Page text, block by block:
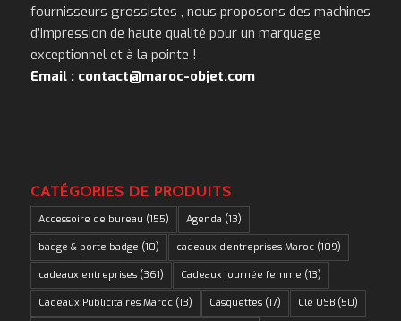
fournisseurs grossistes , nous proposons des machines
d’impression de haute qualité pour un marquage
exceptionnel et à la pointe !
Email : contact@maroc-objet.com
CATÉGORIES DE PRODUITS
Accessoire de bureau (155) Agenda (13)
badge & porte badge (10) cadeaux d'entreprises Maroc(109)
cadeaux entreprises(361) Cadeaux journée femme (13)
Cadeaux Publicitaires Maroc(13) Casquettes(17) Clé USB(50)